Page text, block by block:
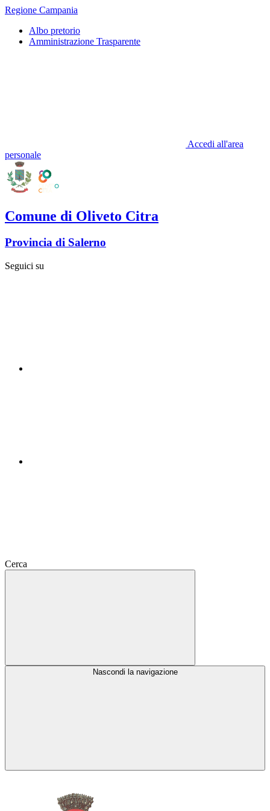
Regione Campania
Albo pretorio
Amministrazione Trasparente
Accedi all'area
personale
Comune di Oliveto Citra
Provincia di Salerno
Seguici su
Cerca
Nascondi la navigazione